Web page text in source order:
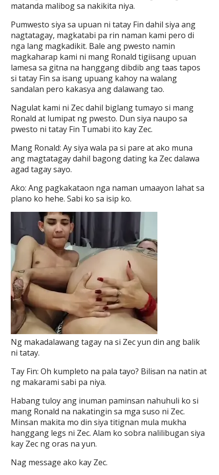
matanda malibog sa nakikita niya.
Pumwesto siya sa upuan ni tatay Fin dahil siya ang
nagtatagay, magkatabi pa rin naman kami pero di
nga lang magkadikit. Bale ang pwesto namin
magkaharap kami ni mang Ronald tigiisang upuan
lamesa sa gitna na hanggang dibdib ang taas tapos
si tatay Fin sa isang upuang kahoy na walang
sandalan pero kakasya ang dalawang tao.
Nagulat kami ni Zec dahil biglang tumayo si mang
Ronald at lumipat ng pwesto. Dun siya naupo sa
pwesto ni tatay Fin Tumabi ito kay Zec.
Mang Ronald: Ay siya wala pa si pare at ako muna
ang magtatagay dahil bagong dating ka Zec dalawa
agad tagay sayo.
Ako: Ang pagkakataon nga naman umaayon lahat sa
plano ko hehe. Sabi ko sa isip ko.
Ng makadalawang tagay na si Zec yun din ang balik
ni tatay.
Tay Fin: Oh kumpleto na pala tayo? Bilisan na natin at
ng makarami sabi pa niya.
Habang tuloy ang inuman paminsan nahuhuli ko si
mang Ronald na nakatingin sa mga suso ni Zec.
Minsan makita mo din siya titignan mula mukha
hanggang legs ni Zec. Alam ko sobra nalilibugan siya
kay Zec ng oras na yun.
Nag message ako kay Zec.